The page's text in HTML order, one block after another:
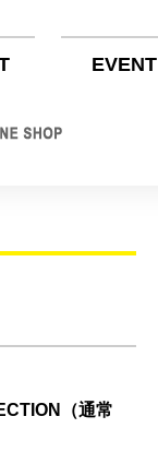
EVENT
（通常